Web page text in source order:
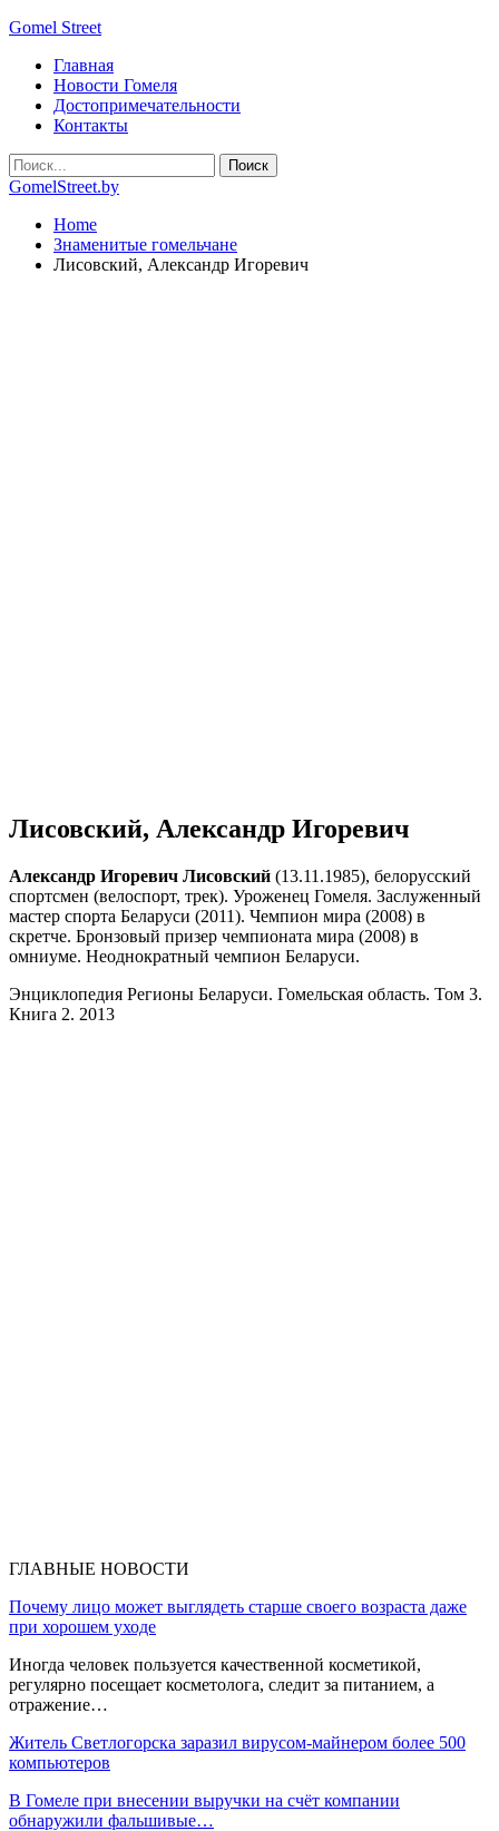
Gomel Street
Главная
Новости Гомеля
Достопримечательности
Контакты
GomelStreet.by
Home
Знаменитые гомельчане
Лисовский, Александр Игоревич
Лисовский, Александр Игоревич
Александр Игоревич Лисовский (13.11.1985), белорусский
спортсмен (велоспорт, трек). Уроженец Гомеля. Заслуженный
мастер спорта Беларуси (2011). Чемпион мира (2008) в
скретче. Бронзовый призер чемпионата мира (2008) в
омниуме. Неоднократный чемпион Беларуси.
Энциклопедия Регионы Беларуси. Гомельская область. Том 3.
Книга 2. 2013
ГЛАВНЫЕ НОВОСТИ
Почему лицо может выглядеть старше своего возраста даже
при хорошем уходе
Иногда человек пользуется качественной косметикой,
регулярно посещает косметолога, следит за питанием, а
отражение…
Житель Светлогорска заразил вирусом-майнером более 500
компьютеров
В Гомеле при внесении выручки на счёт компании
обнаружили фальшивые…